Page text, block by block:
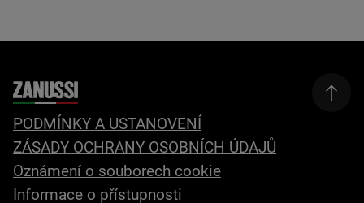
PODMÍNKY A USTANOVENÍ
ZÁSADY OCHRANY OSOBNÍCH ÚDAJŮ
Oznámení o souborech cookie
Informace o přístupnosti